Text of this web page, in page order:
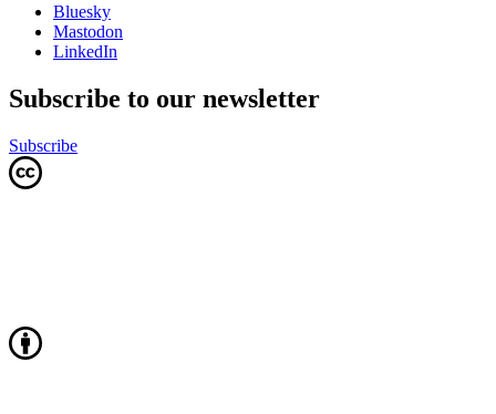
Bluesky
Mastodon
LinkedIn
Subscribe to our newsletter
Subscribe